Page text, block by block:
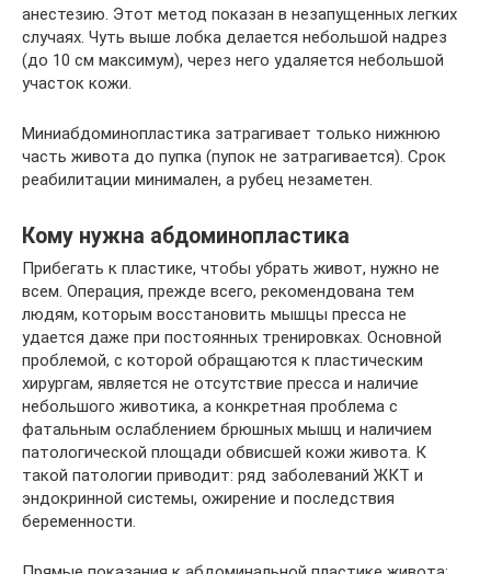
анестезию. Этот метод показан в незапущенных легких
случаях. Чуть выше лобка делается небольшой надрез
(до 10 см максимум), через него удаляется небольшой
участок кожи.
Миниабдоминопластика затрагивает только нижнюю
часть живота до пупка (пупок не затрагивается). Срок
реабилитации минимален, а рубец незаметен.
Кому нужна абдоминопластика
Прибегать к пластике, чтобы убрать живот, нужно не
всем. Операция, прежде всего, рекомендована тем
людям, которым восстановить мышцы пресса не
удается даже при постоянных тренировках. Основной
проблемой, с которой обращаются к пластическим
хирургам, является не отсутствие пресса и наличие
небольшого животика, а конкретная проблема с
фатальным ослаблением брюшных мышц и наличием
патологической площади обвисшей кожи живота. К
такой патологии приводит: ряд заболеваний ЖКТ и
эндокринной системы, ожирение и последствия
беременности.